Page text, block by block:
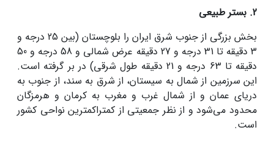
2. بستر طبیعی
بخش بزرگی از جنوب شرق ایران را بلوچستان (بین 25 درجه و
3 دقیقه تا 31 درجه و 27 دقیقه عرض شمالی و 58 درجه و 50
دقیقه تا 63 درجه و 21 دقیقه طول شرقی) در بر گرفته است.
این سرزمین از شمال به سیستان، از شرق به سند، از جنوب به
دریای عمان و از شمال غرب و مغرب به کرمان و هرمزگان
محدود می‌شود و از نظر جمعیتی از کم­تراکم­ترین نواحی کشور
است.